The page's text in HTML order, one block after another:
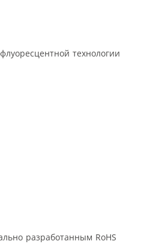
технологии
разработанным RoHS